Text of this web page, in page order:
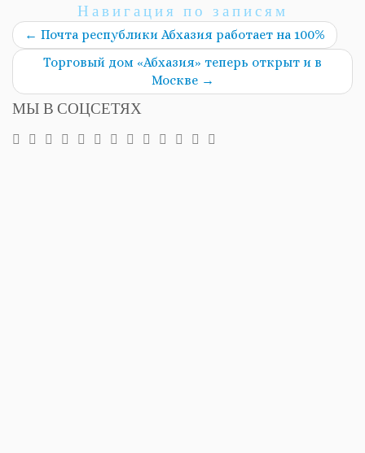
Навигация по записям
← Почта республики Абхазия работает на 100%
Торговый дом «Абхазия» теперь открыт и в
Москве →
МЫ В СОЦСЕТЯХ